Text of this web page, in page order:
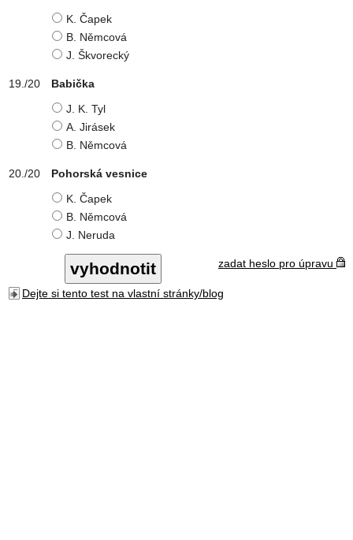
K. Čapek
B. Němcová
J. Škvorecký
Babička
J. K. Tyl
A. Jirásek
B. Němcová
Pohorská vesnice
K. Čapek
B. Němcová
J. Neruda
zadat heslo pro úpravu
Dejte si tento test na vlastní stránky/blog